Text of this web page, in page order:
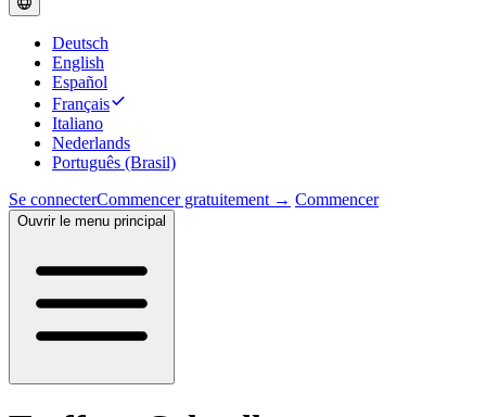
Deutsch
English
Español
Français
Italiano
Nederlands
Português (Brasil)
Se connecterCommencer gratuitement → Commencer
Ouvrir le menu principal